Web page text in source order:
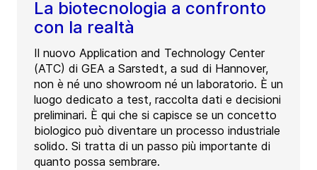
La biotecnologia a confronto
con la realtà
Il nuovo Application and Technology Center
(ATC) di GEA a Sarstedt, a sud di Hannover,
non è né uno showroom né un laboratorio. È un
luogo dedicato a test, raccolta dati e decisioni
preliminari. È qui che si capisce se un concetto
biologico può diventare un processo industriale
solido. Si tratta di un passo più importante di
quanto possa sembrare.